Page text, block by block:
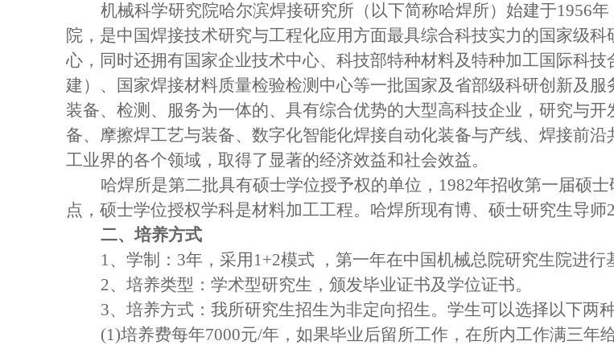
机械科学研究院哈尔滨焊接研究所（以下简称哈焊所）始建于1956
院，是中国焊接技术研究与工程化应用方面最具综合科技实力的国家级
心 ， 同时还拥有国家企业技术中心、 科技部特种材料及特种加工国际科技
建）、
国家焊接材料质量检验检测中心等一批国家及省部级科研创新及
装备、检测、服务为一体的、具有综合优势的大型高科技企业，研究与
备、摩擦焊工艺与装备、数字化智能化焊接自动化装备与产线、焊接前
工业界的各个领域，取得了显著的经济效益和社会效益。
哈焊所是第二批具有硕士学位授予权的单位， 1982年招收第一届硕
点，硕士学位授权学科是材料加工工程。哈焊所现有博、硕士研究生导师2
二、培养方式
1、学制：3年，采用1+2模式 ，第一年在中国机械总院研究生院进行
2、培养类型：学术型研究生，颁发毕业证书及学位证书。
3、培养方式：我所研究生招生为非定向招生。学生可以选择以下两
(1)培养费每年7000元/年，如果毕业后留所工作，在所内工作满三年